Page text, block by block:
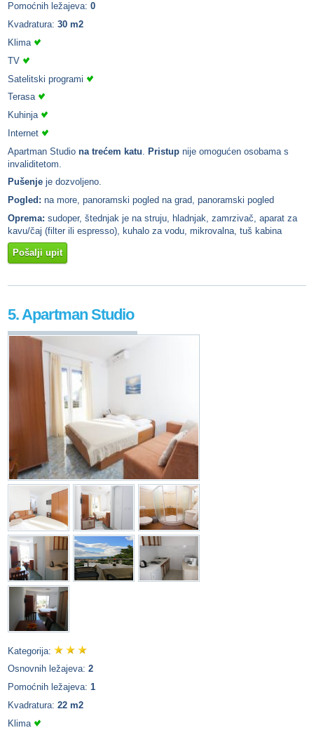
Pomoćnih ležajeva: 0
Kvadratura: 30 m2
Klima
TV
Satelitski programi
Terasa
Kuhinja
Internet
Apartman Studio na trećem katu Pristup nije omogućen osobama s
invaliditetom.
Pušenje je dozvoljeno.
Pogled: na more, panoramski pogled na grad, panoramski pogled
Oprema: sudoper, štednjak je na struju, hladnjak, zamrzivač, aparat za
kavu/čaj (filter ili espresso), kuhalo za vodu, mikrovalna, tuš kabina
Pošalji upit
5. Apartman Studio
Kategorija:
Osnovnih ležajeva: 2
Pomoćnih ležajeva: 1
Kvadratura: 22 m2
Klima